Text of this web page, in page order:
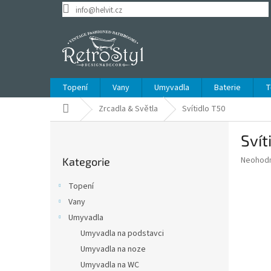
info@helvit.cz
Topení Vany Umyvadla Baterie
Domů Zrcadla & Světla Svítidlo T50
kategorie
Kategorie
Topení
Vany
Umyvadla
Umyvadla na podstavci
Umyvadla na noze
Umyvadla na WC